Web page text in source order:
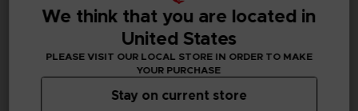
We think that you are located in
United States
PLEASE VISIT OUR LOCAL STORE IN ORDER TO MAKE
YOUR PURCHASE
Stay on current store